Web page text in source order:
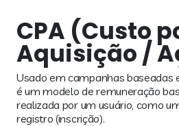
CPA (Custo
Aquisição /
Usado em campanhas baseadas
é um modelo de remuneração
realizada por um usuário, como
registro (inscrição).